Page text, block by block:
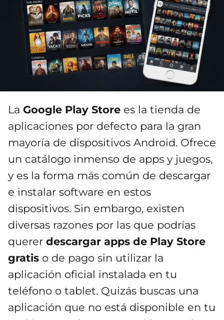
La Google Play Store es la tienda de
aplicaciones por defecto para la gran
mayoría de dispositivos Android. Ofrece
un catálogo inmenso de apps y juegos,
y es la forma más común de descargar
e instalar software en estos
dispositivos. Sin embargo, existen
diversas razones por las que podrías
querer descargar apps de Play Store
gratis o de pago sin utilizar la
aplicación oficial instalada en tu
teléfono o tablet. Quizás buscas una
aplicación que no está disponible en tu